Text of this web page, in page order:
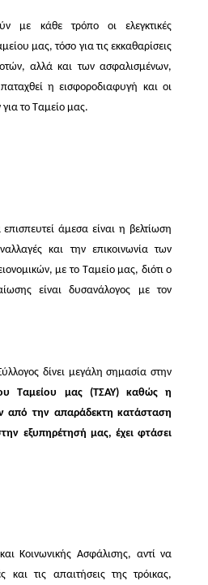
με κάθε τρόπο οι ελεγκτικές
μας, τόσο για τις εκκαθαρίσεις
αλλά και των ασφαλισμένων,
η εισφοροδιαφυγή και οι
το Ταμείο μας.
άμεσα είναι η βελτίωση
και την επικοινωνία των
με το Ταμείο μας, διότι ο
είναι δυσανάλογος με τον
δίνει μεγάλη σημασία στην
Ταμείου μας (ΤΣΑΥ) καθώς η
από την απαράδεκτη κατάσταση
εξυπηρέτησή μας, έχει φτάσει
Κοινωνικής Ασφάλισης, αντί να
και τις απαιτήσεις της τρόικας,